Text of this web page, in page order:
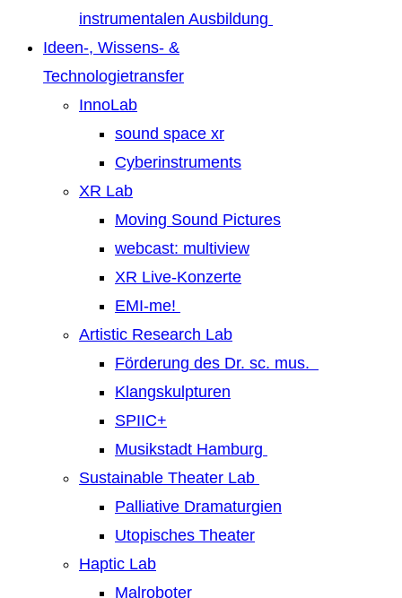
instrumentalen Ausbildung
Ideen-, Wissens- &
Technologietransfer
InnoLab
sound space xr
Cyberinstruments
XR Lab
Moving Sound Pictures
webcast: multiview
XR Live-Konzerte
EMI-me!
Artistic Research Lab
Förderung des Dr. sc. mus.
Klangskulpturen
SPIIC+
Musikstadt Hamburg
Sustainable Theater Lab
Palliative Dramaturgien
Utopisches Theater
Haptic Lab
Malroboter